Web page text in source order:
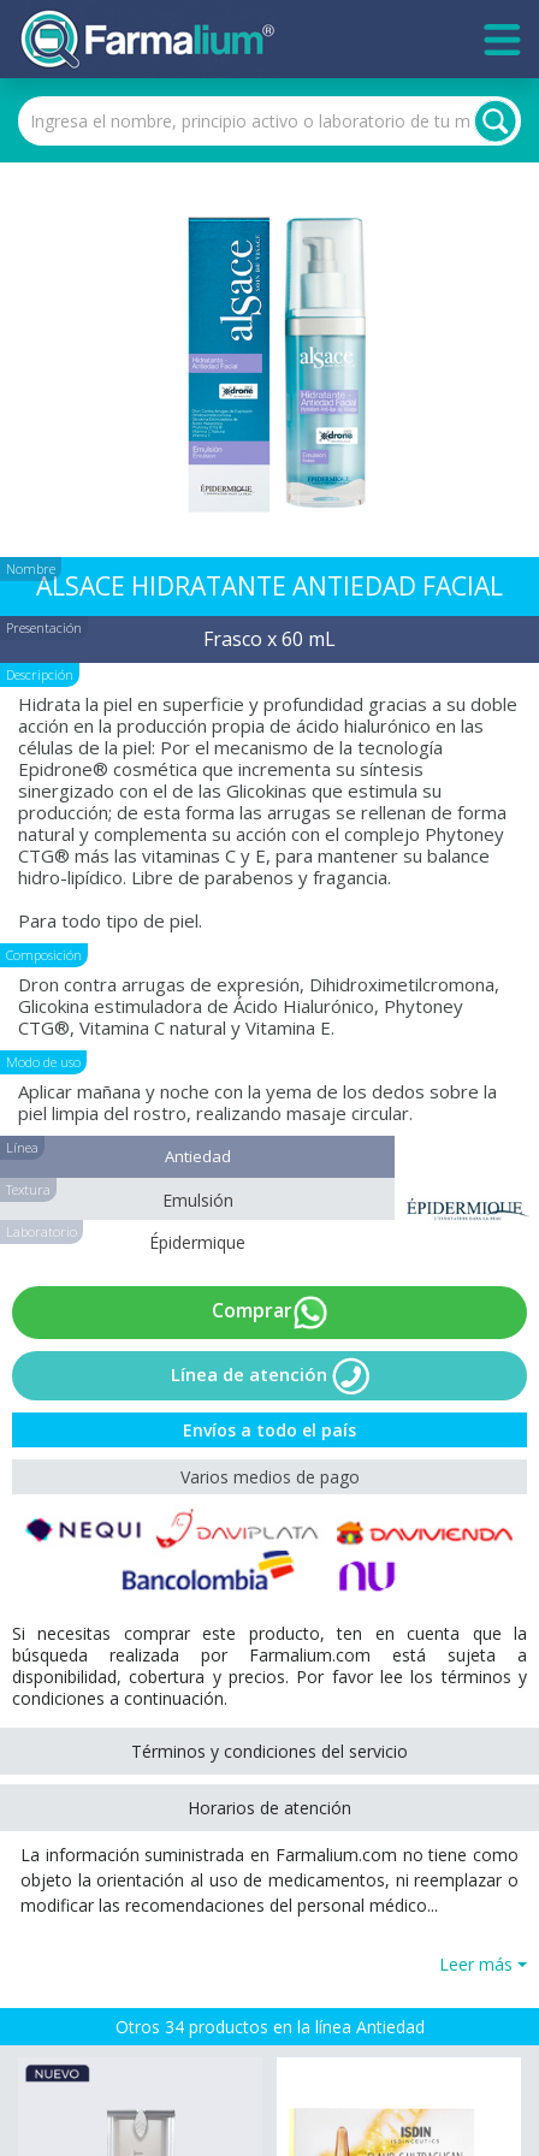
Nombre
ALSACE HIDRATANTE ANTIEDAD FACIAL
Presentación Frasco x 60 mL
Descripción
Hidrata la piel en superficie y profundidad gracias a su doble
acción en la producción propia de ácido hialurónico en las
células de la piel: Por el mecanismo de la tecnología
Epidrone® cosmética que incrementa su síntesis
sinergizado con el de las Glicokinas que estimula su
producción; de esta forma las arrugas se rellenan de forma
natural y complementa su acción con el complejo Phytoney
CTG® más las vitaminas C y E, para mantener su balance
hidro-lipídico. Libre de parabenos y fragancia.
Para todo tipo de piel.
Composición
Dron contra arrugas de expresión, Dihidroximetilcromona,
Glicokina estimuladora de Ácido Hialurónico, Phytoney
CTG®, Vitamina C natural y Vitamina E.
Modo de uso
Aplicar mañana y noche con la yema de los dedos sobre la
piel limpia del rostro, realizando masaje circular.
Línea Antiedad
Textura Emulsión
Laboratorio Épidermique
Comprar
Línea de atención
Envíos a todo el país
Varios medios de pago
Si necesitas comprar este producto, ten en cuenta que la
búsqueda realizada por Farmalium.com está sujeta a
disponibilidad, cobertura y precios. Por favor lee los términos y
condiciones a continuación.
Términos y condiciones del servicio
Horarios de atención
La información suministrada en Farmalium.com no tiene como
objeto la orientación al uso de medicamentos, ni reemplazar o
modificar las recomendaciones del personal médico...
Leer más
Otros 34 productos en la línea Antiedad